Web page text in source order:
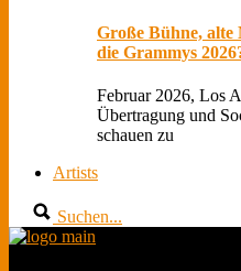
Große Bühne, alte
die Grammys
Februar 2026, Los
Übertragung und
schauen zu
Artists
Suchen...